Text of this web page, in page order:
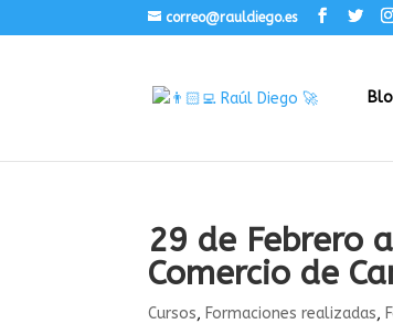
correo@rauldiego.es
29 de Febrero
Comercio de
Cursos, Formaciones realizadas,